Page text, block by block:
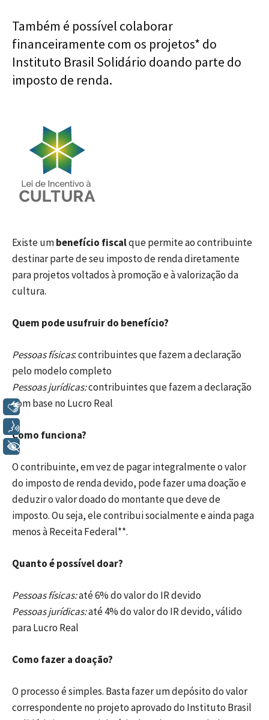
Também é possível colaborar
financeiramente com os projetos* do
Instituto Brasil Solidário doando parte do
imposto de renda.
Existe umbenefício fiscalque permite ao contribuinte
destinar parte de seu imposto de renda diretamente
para projetos voltados à promoção e à valorização da
cultura.
Quem pode usufruir do benefício?
Pessoas físicas: contribuintes que fazem a declaração
pelo modelo completo
Pessoas jurídicas:contribuintes que fazem a declaração
com base no Lucro Real
Como funciona?
O contribuinte, em vez de pagar integralmente o valor
do imposto de renda devido, pode fazer uma doação e
deduzir o valor doado do montante que deve de
imposto. Ou seja, ele contribui socialmente e ainda paga
menos à Receita Federal**.
Quanto é possível doar?
Pessoas físicas:até 6% do valor do IR devido
Pessoas jurídicas:até 4% do valor do IR devido, válido
para Lucro Real
Como fazer a doação?
O processo é simples. Basta fazer um depósito do valor
correspondente no projeto aprovado do Instituto Brasil
Libras